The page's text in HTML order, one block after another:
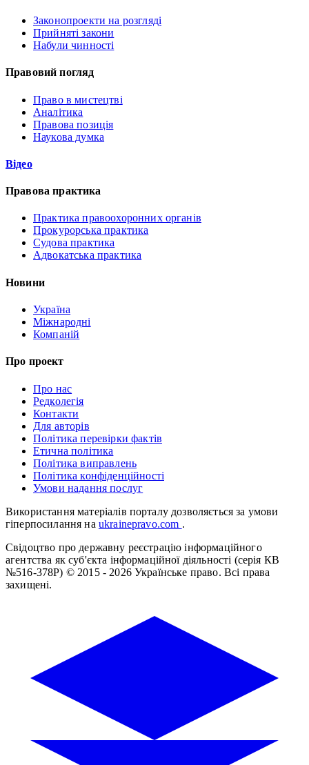
Законопроекти на розгляді
Прийняті закони
Набули чинності
Правовий погляд
Право в мистецтві
Аналітика
Правова позиція
Наукова думка
Відео
Правова практика
Практика правоохоронних органів
Прокурорська практика
Судова практика
Адвокатська практика
Новини
Україна
Міжнародні
Компаній
Про проект
Про нас
Редколегія
Контакти
Для авторів
Політика перевірки фактів
Етична політика
Політика виправлень
Політика конфіденційності
Умови надання послуг
Використання матеріалів порталу дозволяється за умови
гіперпосилання на ukrainepravo.com .
Свідоцтво про державну реєстрацію інформаційного
агентства як суб'єкта інформаційної діяльності (серія КВ
№516-378Р) © 2015 - 2026 Українське право. Всі права
захищені.